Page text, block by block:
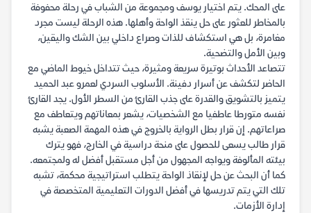
على المحك. يتم اختيار يوسف ومجموعة من الشباب في رحلة محفوفة
بالمخاطر للعثور على حل ينقذ الواحة وأهلها. هذه الرحلة ليست مجرد
مغامرة، بل هي استكشاف للذات وصراع داخلي بين الشك واليقين،
وبين الأمل والتضحية.
تتصاعد الأحداث بوتيرة سريعة ومثيرة، حيث تتداخل خيوط الماضي مع
الحاضر لتكشف عن أسرار دفينة. الأسلوب السردي لعمرو عبد الحميد
يتميز بالتشويق والقدرة على جذب القارئ من السطر الأول. يجد القارئ
نفسه متورطا عاطفيا مع الشخصيات، يشعر بمعاناتهم ويتعاطف مع
صراعاتهم. إن قرار بطل الرواية بالخروج في هذه المهمة الصعبة يشبه
قرار طالب يسعى للحصول على منحة دراسية في الخارج، فهو يترك
بيئته المألوفة ويواجه المجهول من أجل مستقبل أفضل له ولمجتمعه.
كما أن البحث عن حل لإنقاذ الواحة يتطلب استراتيجية محكمة، تشبه
تلك التي يتم تدريسها في أفضل الدورات التعليمية المتخصصة في
إدارة الأزمات.